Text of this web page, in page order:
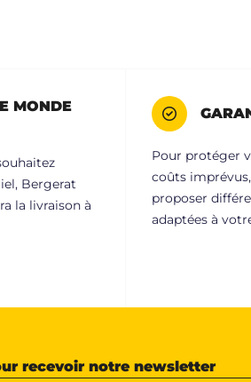
MONDE
Bergerat
la livraison à
Pour protéger
coûts
proposer
adaptées à
recevoir notre newsletter